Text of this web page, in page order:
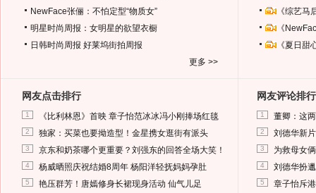
NewFace张俪：不怕定型“物质女”
明星时尚周报：女明星的欲望衣橱
日韩时尚周报 好莱坞街拍周报
更多 >>
《综艺
《
《夏日
网友点击排行
1 《比利林恩》首映 章子怡范冰冰冯小刚捧场红毯
2 独家：买菜也要拗造型！金星携女逛街有派头
3 京东和奶茶哪个更重要？刘强东的回答全场大笑！
4 杨威晒照庆祝结婚8周年 杨阳洋轻抚妈妈孕肚
5 艳压群芳！唐嫣修身长裙现身活动 仙气儿足
网友评论排行
1 董卿：这
2 刘德华新
3 为救母女
4 刘德华扮
5 章子怡斥